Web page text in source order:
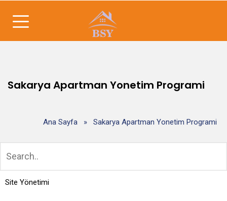
Sakarya Apartman Yonetim Programi
Ana Sayfa » Sakarya Apartman Yonetim Programi
Site Yönetimi